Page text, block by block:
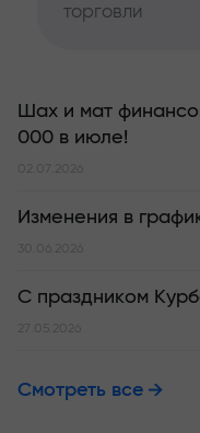
торговли
Шах и мат
000 в июле!
02.07.2026
Изменения в
30.06.2026
С праздником
27.05.2026
Смотреть все